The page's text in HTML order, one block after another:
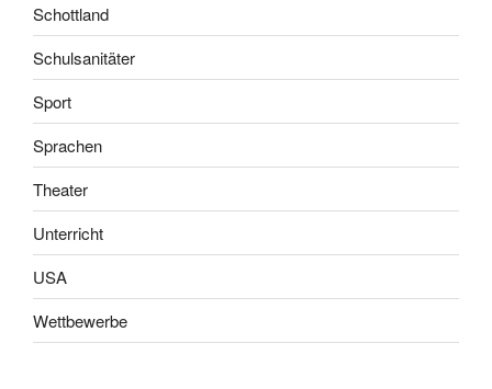
Schottland
Schulsanitäter
Sport
Sprachen
Theater
Unterricht
USA
Wettbewerbe